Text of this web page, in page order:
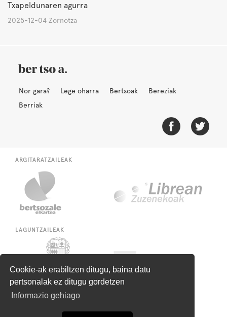
Cookie-ak erabiltzen ditugu, baina datu
pertsonalak ez ditugu gordetzen
Informazio gehiago
Txapeldunaren agurra
2025-12-04 Zornotza
Nor gara? Lege oharra Bertsoak
Bereziak
Berriak
ARGITARATZAILEAK
LAGUNTZAILEAK